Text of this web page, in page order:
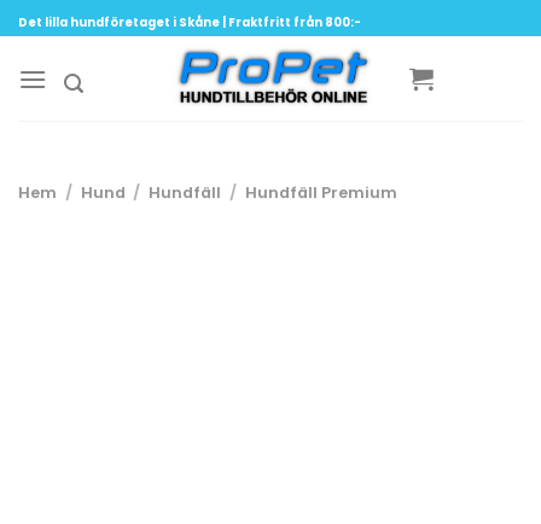
Skip
to
content
Det lilla hundföretaget i Skåne | Fraktfritt från 800:-
Hem / Hund / Hundfäll / Hundfäll Premium